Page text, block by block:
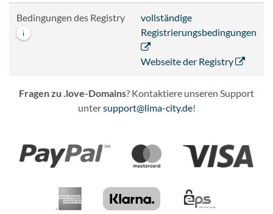
Bedingungen des Registry
i
vollständige
Registrierungsbedingungen
Webseite der Registry
Fragen zu .love-Domains? Kontaktiere unseren Support
untersupport@lima-city.de!